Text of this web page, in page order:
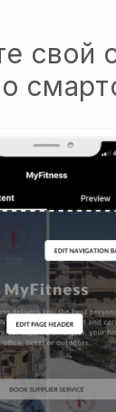
свой